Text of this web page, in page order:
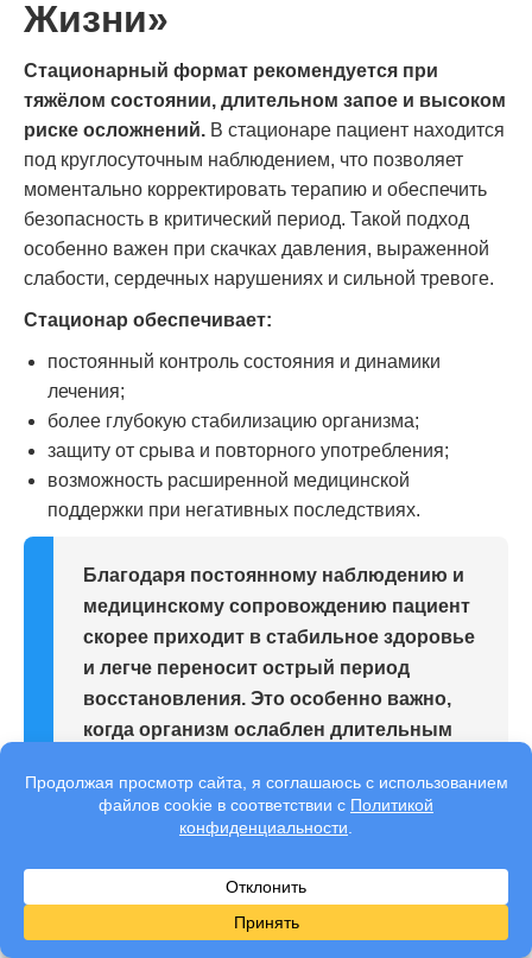
Жизни»
Стационарный формат рекомендуется при
тяжёлом состоянии, длительном запое и высоком
риске осложнений. В стационаре пациент находится
под круглосуточным наблюдением, что позволяет
моментально корректировать терапию и обеспечить
безопасность в критический период. Такой подход
особенно важен при скачках давления, выраженной
слабости, сердечных нарушениях и сильной тревоге.
Стационар обеспечивает:
постоянный контроль состояния и динамики
лечения;
более глубокую стабилизацию организма;
защиту от срыва и повторного употребления;
возможность расширенной медицинской
поддержки при негативных последствиях.
Благодаря постоянному наблюдению и
медицинскому сопровождению пациент
скорее приходит в стабильное здоровье
и легче переносит острый период
восстановления. Это особенно важно,
когда организм ослаблен длительным
требуют немедленной реакции
специалистов.
Преимущества